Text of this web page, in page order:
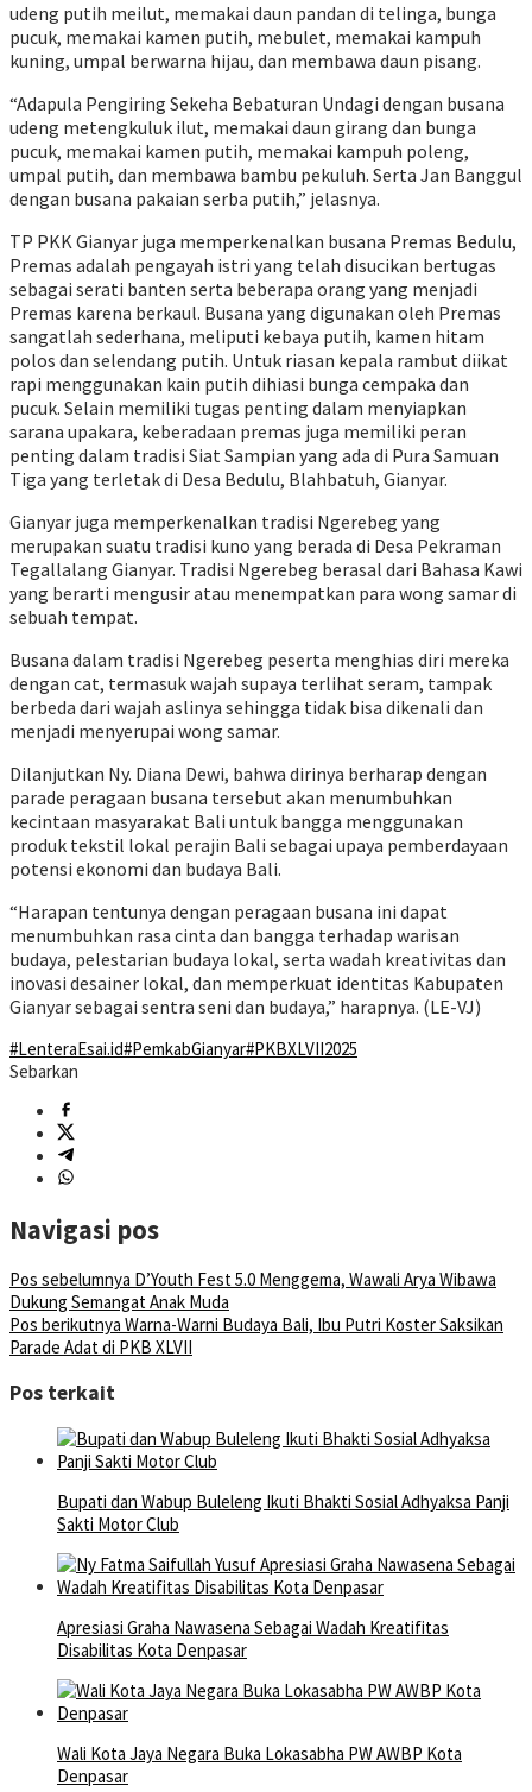
udeng putih meilut, memakai daun pandan di telinga, bunga
pucuk, memakai kamen putih, mebulet, memakai kampuh
kuning, umpal berwarna hijau, dan membawa daun pisang.
“Adapula Pengiring Sekeha Bebaturan Undagi dengan busana
udeng metengkuluk ilut, memakai daun girang dan bunga
pucuk, memakai kamen putih, memakai kampuh poleng,
umpal putih, dan membawa bambu pekuluh. Serta Jan Banggul
dengan busana pakaian serba putih,” jelasnya.
TP PKK Gianyar juga memperkenalkan busana Premas Bedulu,
Premas adalah pengayah istri yang telah disucikan bertugas
sebagai serati banten serta beberapa orang yang menjadi
Premas karena berkaul. Busana yang digunakan oleh Premas
sangatlah sederhana, meliputi kebaya putih, kamen hitam
polos dan selendang putih. Untuk riasan kepala rambut diikat
rapi menggunakan kain putih dihiasi bunga cempaka dan
pucuk. Selain memiliki tugas penting dalam menyiapkan
sarana upakara, keberadaan premas juga memiliki peran
penting dalam tradisi Siat Sampian yang ada di Pura Samuan
Tiga yang terletak di Desa Bedulu, Blahbatuh, Gianyar.
Gianyar juga memperkenalkan tradisi Ngerebeg yang
merupakan suatu tradisi kuno yang berada di Desa Pekraman
Tegallalang Gianyar. Tradisi Ngerebeg berasal dari Bahasa Kawi
yang berarti mengusir atau menempatkan para wong samar di
sebuah tempat.
Busana dalam tradisi Ngerebeg peserta menghias diri mereka
dengan cat, termasuk wajah supaya terlihat seram, tampak
berbeda dari wajah aslinya sehingga tidak bisa dikenali dan
menjadi menyerupai wong samar.
Dilanjutkan Ny. Diana Dewi, bahwa dirinya berharap dengan
parade peragaan busana tersebut akan menumbuhkan
kecintaan masyarakat Bali untuk bangga menggunakan
produk tekstil lokal perajin Bali sebagai upaya pemberdayaan
potensi ekonomi dan budaya Bali.
“Harapan tentunya dengan peragaan busana ini dapat
menumbuhkan rasa cinta dan bangga terhadap warisan
budaya, pelestarian budaya lokal, serta wadah kreativitas dan
inovasi desainer lokal, dan memperkuat identitas Kabupaten
Gianyar sebagai sentra seni dan budaya,” harapnya. (LE-VJ)
#LenteraEsai.id#PemkabGianyar#PKBXLVII2025
Sebarkan
Navigasi pos
Pos sebelumnya D’Youth Fest 5.0 Menggema, Wawali Arya Wibawa
Dukung Semangat Anak Muda
Pos berikutnya Warna-Warni Budaya Bali, Ibu Putri Koster Saksikan
Parade Adat di PKB XLVII
Pos terkait
Bupati dan Wabup Buleleng Ikuti Bhakti Sosial Adhyaksa Panji
Sakti Motor Club
Apresiasi Graha Nawasena Sebagai Wadah Kreatifitas
Disabilitas Kota Denpasar
Wali Kota Jaya Negara Buka Lokasabha PW AWBP Kota
Denpasar